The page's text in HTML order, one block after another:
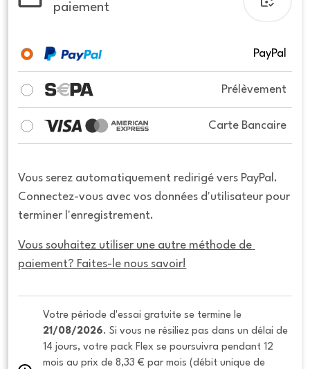
paiement
PayPal
Prélèvement
Carte Bancaire
Vous serez automatiquement redirigé vers PayPal.
Connectez-vous avec vos données d'utilisateur pour
terminer l'enregistrement.
Vous souhaitez utiliser une autre méthode de
paiement? Faites-le nous savoir!
21/08/2026. Si vous ne résiliez pas dans un délai de
14 jours, votre pack Flex se poursuivra pendant 12
mois au prix de 8,33 € par mois (débit unique de